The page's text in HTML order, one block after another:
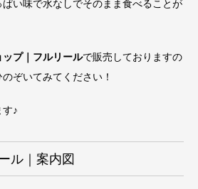
い味で水なしでそのまま食べることが
プ｜フルリールで販売しておりますの
ぞいてみてください！
♪
ル｜案内図